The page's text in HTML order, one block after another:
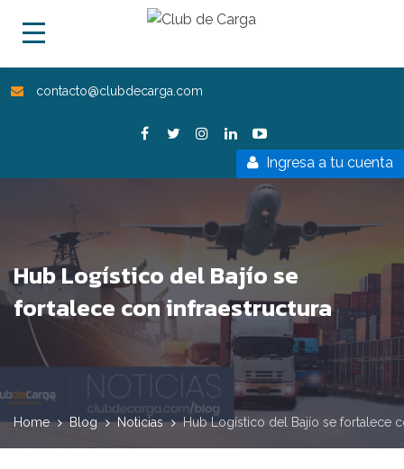
contacto@clubdecarga.com
Ingresa a tu cuenta
Hub Logístico del Bajío se
fortalece con infraestructura
Home Blog Noticias Hub Logístico del Bajío se fortalece